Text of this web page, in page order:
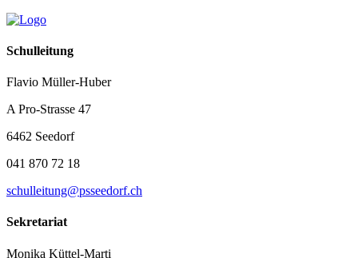
Schulleitung
Flavio Müller-Huber
A Pro-Strasse 47
6462 Seedorf
041 870 72 18
schulleitung@psseedorf.ch
Sekretariat
Monika Küttel-Marti